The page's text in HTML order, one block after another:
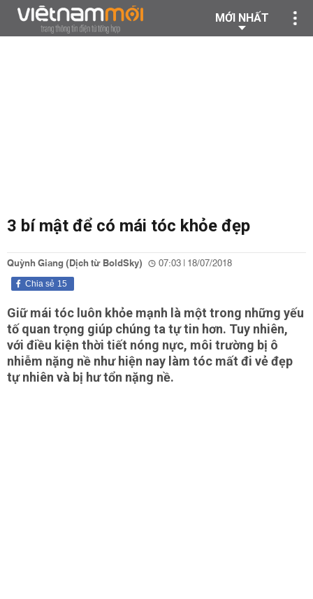
MỚI NHẤT
3 bí mật để có mái tóc khỏe đẹp
Quỳnh Giang (Dịch từ BoldSky) 07:03 | 18/07/2018
15
Chia sẻ
Giữ mái tóc luôn khỏe mạnh là một trong những yếu
tố quan trọng giúp chúng ta tự tin hơn. Tuy nhiên,
với điều kiện thời tiết nóng nực, môi trường bị ô
nhiễm nặng nề như hiện nay làm tóc mất đi vẻ đẹp
tự nhiên và bị hư tổn nặng nề.